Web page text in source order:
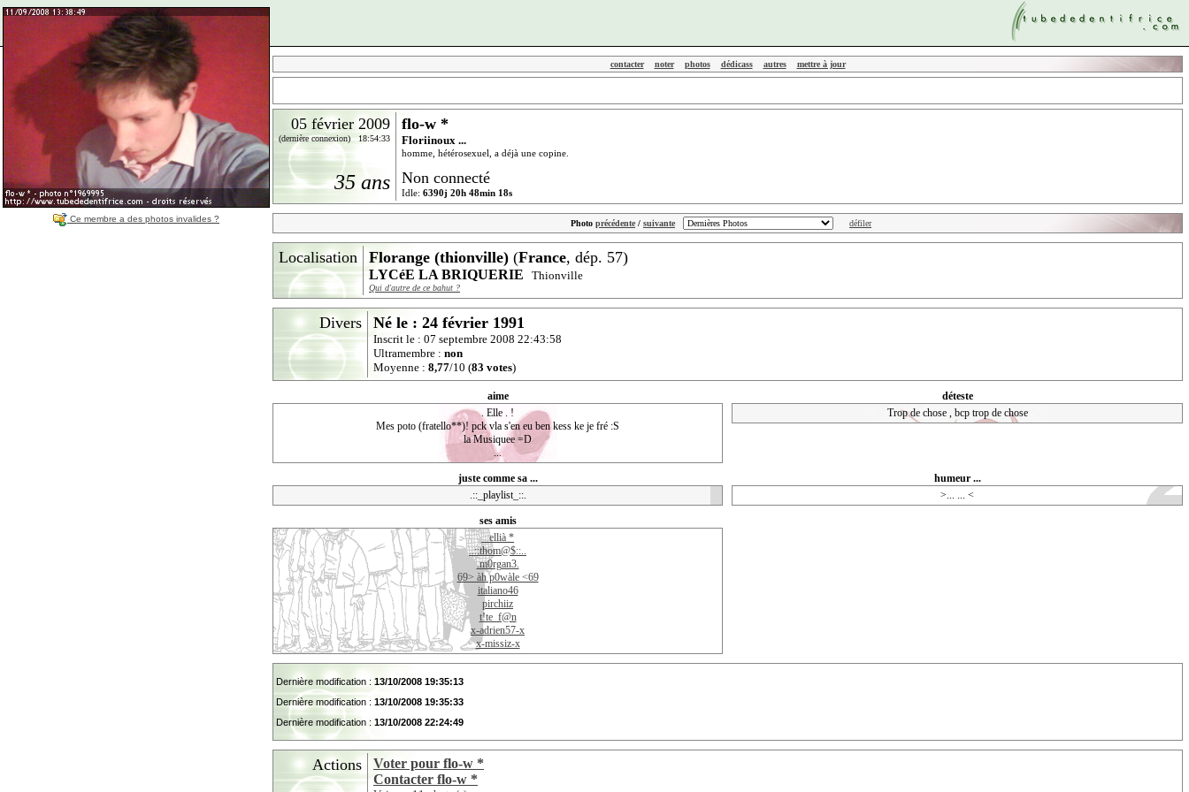
Ce membre a des photos invalides ?
contacter noter photos dédicass autres mettre à jour
05 février 2009
(dernière connexion) 18:54:33
flo-w *
Floriinoux ...
homme, hétérosexuel, a déjà une copine.
Non connecté
Idle: 6390j 20h 48min 18s
35 ans
Photo précédente / suivante
Localisation Florange (thionville) (France, dép. 57)
LYCéE LA BRIQUERIE Thionville
Qui d'autre de ce bahut ?
Divers Né le : 24 février 1991
Inscrit le : 07 septembre 2008 22:43:58
Ultramembre : non
Moyenne : 8,77/10 (83 votes)
aime
. Elle . !
Mes poto (fratello**)! pck vla s'en eu ben kess ke je fré :S
la Musiquee =D
...
déteste
Trop de chose , bcp trop de chose
juste comme sa ...
.::_playlist_::.
humeur ...
>... ... <
ses amis
_ ellià *
..::thom@$::..
.m0rgan3.
69> àh p0wàle <69
italiano46
pirchiiz
t!te_f@n
x-adrien57-x
x-missiz-x
Dernière modification : 13/10/2008 19:35:13
Dernière modification : 13/10/2008 19:35:33
Dernière modification : 13/10/2008 22:24:49
Actions
Voter pour flo-w *
Contacter flo-w *